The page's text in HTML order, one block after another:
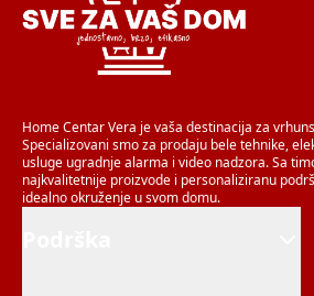
Home Centar Vera je vaša destinacija za
Specializovani smo za prodaju bele tehnike,
usluge ugradnje alarma i video nadzora. Sa
najkvalitetnije proizvode i personaliziranu
idealno okruženje u svom domu.